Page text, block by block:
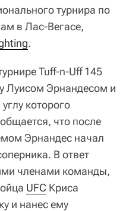
турнира по
в Лас-Вегасе,
.
Tuff-n-Uff 145
Луисом Эрнандесом и
которого
что после
Эрнандес начал
В ответ
членами команды,
UFC Криса
и нанес ему